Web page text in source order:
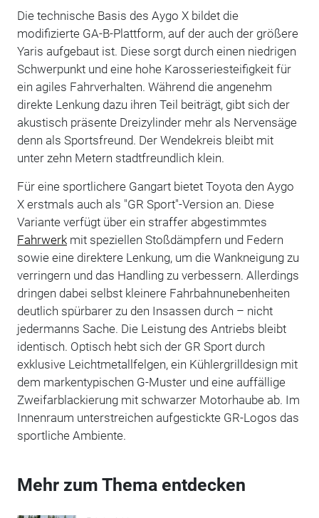
Die technische Basis des Aygo X bildet die
modifizierte GA-B-Plattform, auf der auch der größere
Yaris aufgebaut ist. Diese sorgt durch einen niedrigen
Schwerpunkt und eine hohe Karosseriesteifigkeit für
ein agiles Fahrverhalten. Während die angenehm
direkte Lenkung dazu ihren Teil beiträgt, gibt sich der
akustisch präsente Dreizylinder mehr als Nervensäge
denn als Sportsfreund. Der Wendekreis bleibt mit
unter zehn Metern stadtfreundlich klein.
Für eine sportlichere Gangart bietet Toyota den Aygo
X erstmals auch als "GR Sport"-Version an. Diese
Variante verfügt über ein straffer abgestimmtes
Fahrwerkmit speziellen Stoßdämpfern und Federn
sowie eine direktere Lenkung, um die Wankneigung zu
verringern und das Handling zu verbessern. Allerdings
dringen dabei selbst kleinere Fahrbahnunebenheiten
deutlich spürbarer zu den Insassen durch – nicht
jedermanns Sache. Die Leistung des Antriebs bleibt
identisch. Optisch hebt sich der GR Sport durch
exklusive Leichtmetallfelgen, ein Kühlergrilldesign mit
dem markentypischen G-Muster und eine auffällige
Zweifarblackierung mit schwarzer Motorhaube ab. Im
Innenraum unterstreichen aufgestickte GR-Logos das
sportliche Ambiente.
Mehr zum Thema entdecken